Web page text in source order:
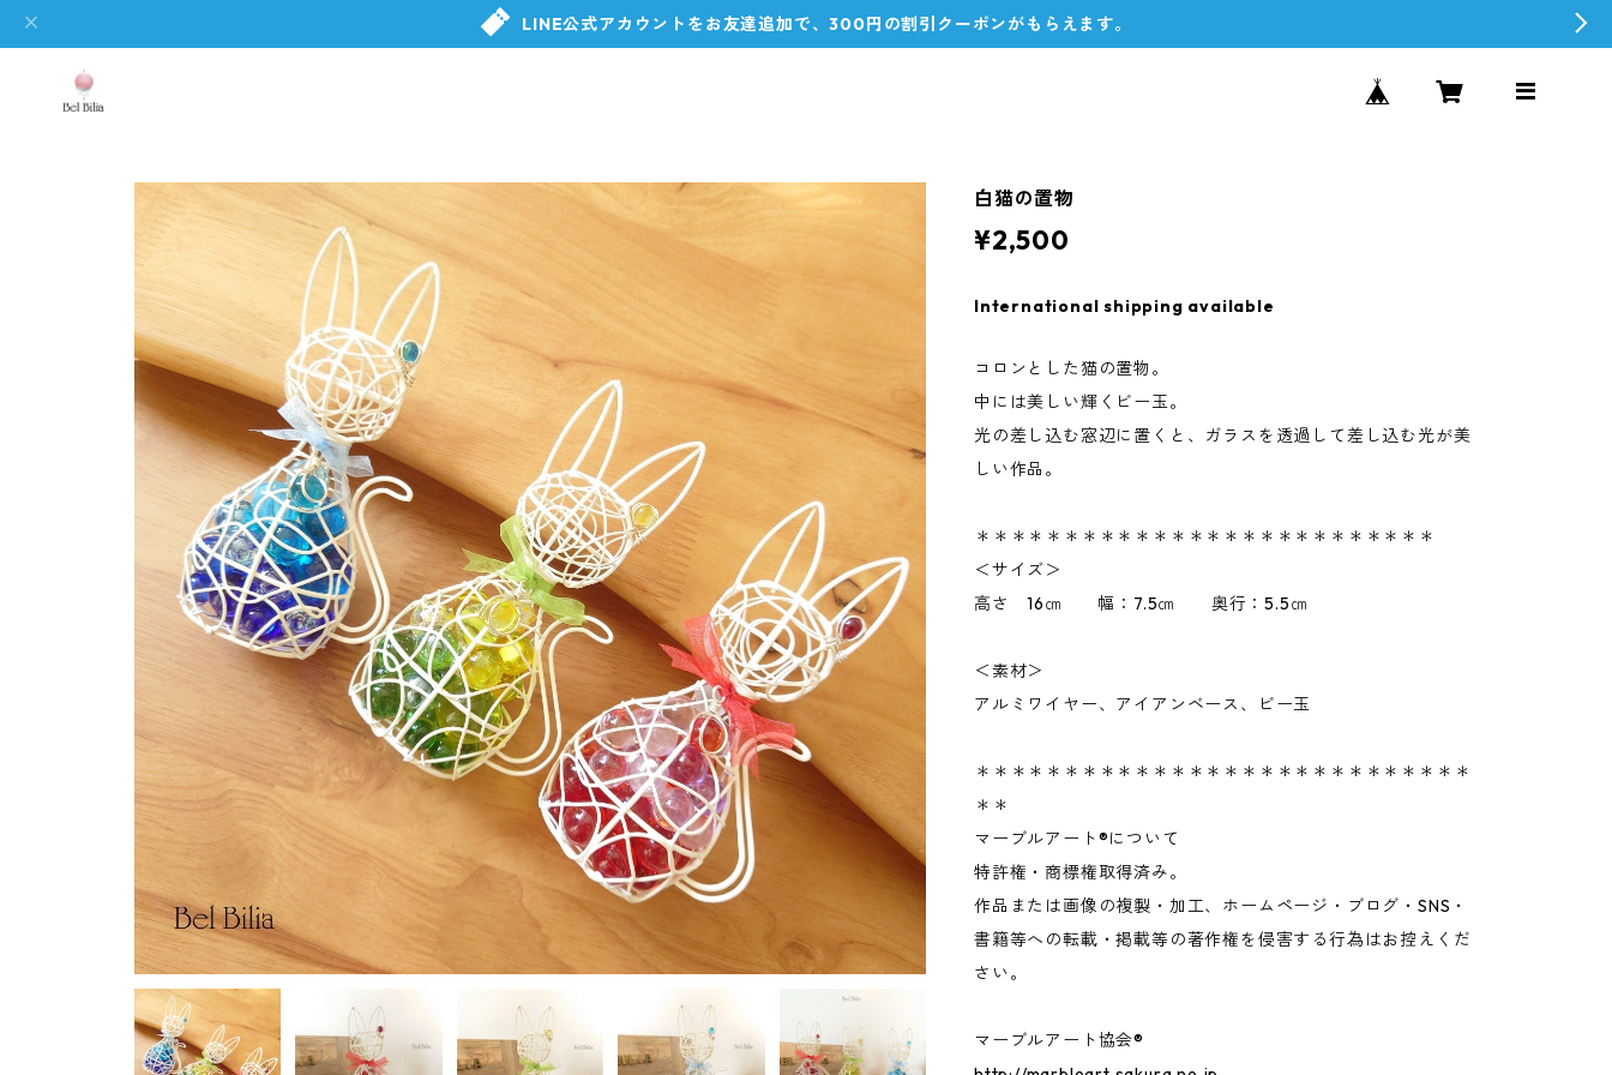
LINE公式アカウントをお友達追加で、300円の割引クーポンがもらえます。
白猫の置物
¥2,500
International shipping available
コロンとした猫の置物。
中には美しい輝くビー玉。
光の差し込む窓辺に置くと、ガラスを透過して差し込む光が美
しい作品。
＊＊＊＊＊＊＊＊＊＊＊＊＊＊＊＊＊＊＊＊＊＊＊＊＊＊
＜サイズ＞
高さ 16㎝ 幅：7.5㎝ 奥行：5.5㎝
＜素材＞
アルミワイヤー、アイアンベース、ビー玉
＊＊＊＊＊＊＊＊＊＊＊＊＊＊＊＊＊＊＊＊＊＊＊＊＊＊＊＊
＊＊
マーブルアート®について
特許権・商標権取得済み。
作品または画像の複製・加工、ホームページ・ブログ・SNS・
書籍等への転載・掲載等の著作権を侵害する行為はお控えくだ
さい。
マーブルアート協会®